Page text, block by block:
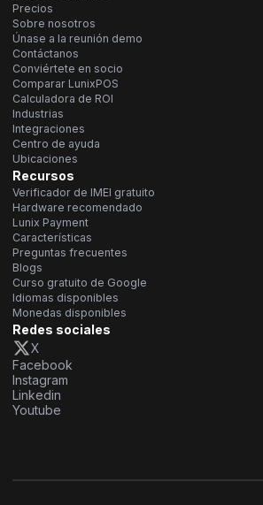
Precios
Sobre nosotros
Únase a la reunión demo
Contáctanos
Conviértete en socio
Comparar LunixPOS
Calculadora de ROI
Industrias
Integraciones
Centro de ayuda
Ubicaciones
Recursos
Verificador de IMEI gratuito
Hardware recomendado
Lunix Payment
Características
Preguntas frecuentes
Blogs
Curso gratuito de Google
Idiomas disponibles
Monedas disponibles
Redes sociales
X
Facebook
Instagram
Linkedin
Youtube